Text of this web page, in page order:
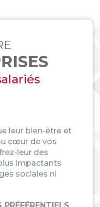
leur bien-être et
cœur de vos
leur des
impactants
sociales ni